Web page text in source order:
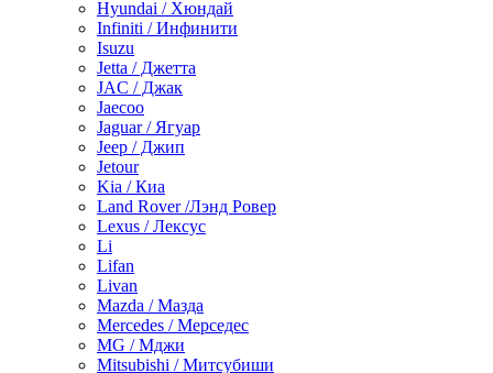
Hyundai / Хюндай
Infiniti / Инфинити
Isuzu
Jetta / Джетта
JAC / Джак
Jaecoo
Jaguar / Ягуар
Jeep / Джип
Jetour
Kia / Киа
Land Rover /Лэнд Ровер
Lexus / Лексус
Li
Lifan
Livan
Mazda / Мазда
Mercedes / Мерседес
MG / Мджи
Mitsubishi / Митсубиши